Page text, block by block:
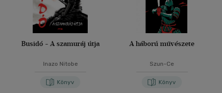
Busidó - A szamuráj útja
Inazo Nitobe
Könyv
A háború művészete
Szun-Ce
Könyv